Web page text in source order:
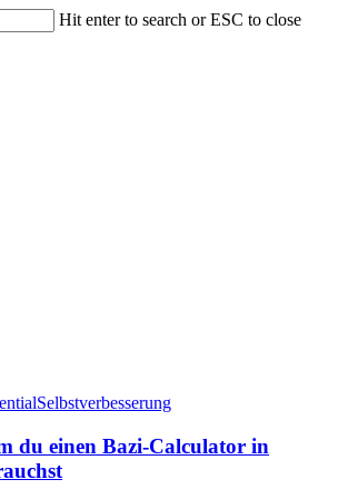
Hit enter to search or ESC to close
Selbstverbesserung
du einen Bazi-Calculator in